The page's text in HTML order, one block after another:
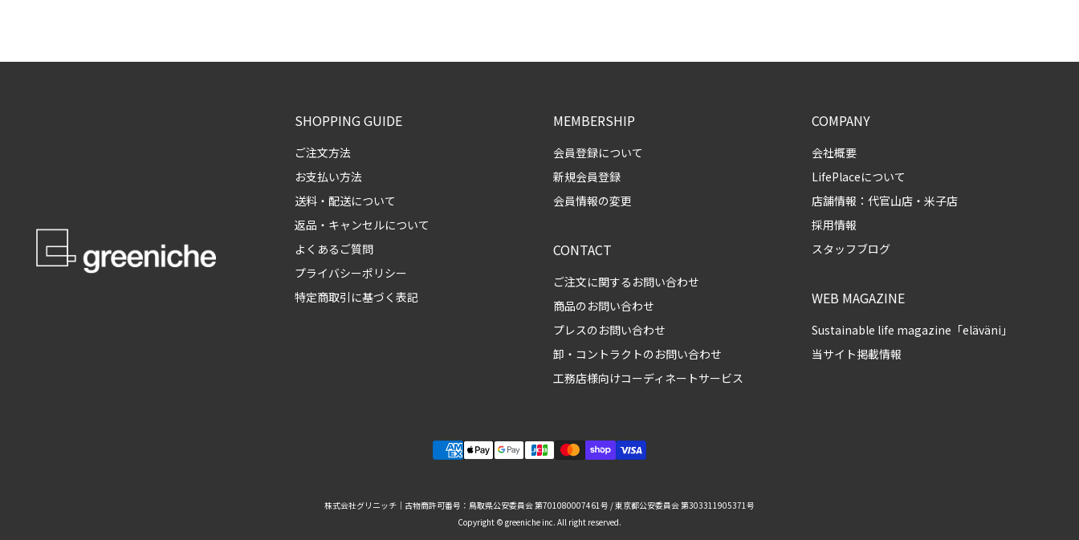
SHOPPING GUIDE
ご注文方法
お支払い方法
送料・配送について
返品・キャンセルについて
よくあるご質問
プライバシーポリシー
特定商取引に基づく表記
MEMBERSHIP
会員登録について
新規会員登録
会員情報の変更
CONTACT
ご注文に関するお問い合わせ
商品のお問い合わせ
プレスのお問い合わせ
卸・コントラクトのお問い合わせ
工務店様向けコーディネートサービス
COMPANY
会社概要
LifePlaceについて
店舗情報： 代官山店・ 米子店
採用情報
スタッフブログ
WEB MAGAZINE
Sustainable life magazine「eläväni」
当サイト掲載情報
株式会社グリニッチ｜古物商許可番号：鳥取県公安委員会 第701080007461号 / 東京都公安委員会 第303311905371号
Copyright © greeniche inc. All right reserved.